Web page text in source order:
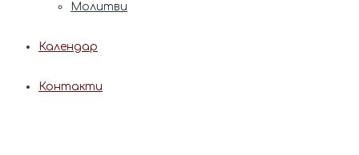
Молитви
Календар
Контакти